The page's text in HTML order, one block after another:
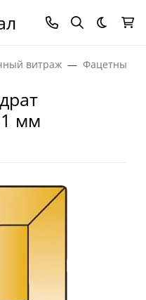
Темная
витраж Фацетные
мм